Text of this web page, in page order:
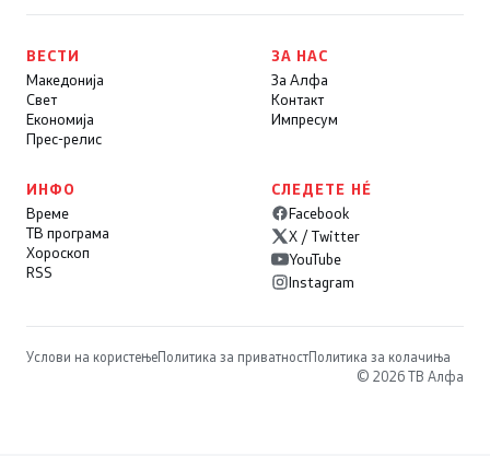
ВЕСТИ
Македонија
Свет
Економија
Прес-релис
ЗА НАС
За Алфа
Контакт
Импресум
ИНФО
Време
ТВ програма
Хороскоп
RSS
СЛЕДЕТЕ НÉ
Facebook
X / Twitter
YouTube
Instagram
Услови на користењеПолитика за приватностПолитика за колачиња
© 2026 ТВ Алфа